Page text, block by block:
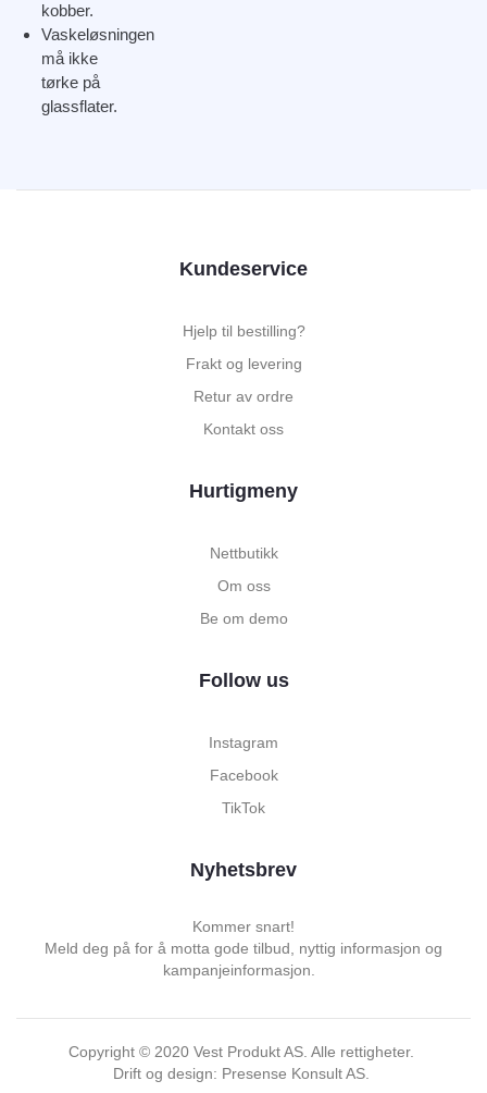
kobber.
Vaskeløsningen
må ikke
tørke på
glassflater.
Kundeservice
Hjelp til bestilling?
Frakt og levering
Retur av ordre
Kontakt oss
Hurtigmeny
Nettbutikk
Om oss
Be om demo
Follow us
Instagram
Facebook
TikTok
Nyhetsbrev
Kommer snart!
Meld deg på for å motta gode tilbud, nyttig informasjon og
kampanjeinformasjon.
Copyright © 2020 Vest Produkt AS. Alle rettigheter.
Drift og design: Presense Konsult AS.